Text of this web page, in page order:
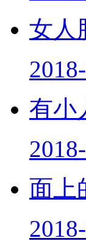
女人
有小
面上